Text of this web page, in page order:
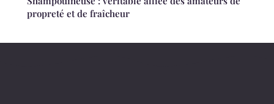
propreté et de fraîcheur